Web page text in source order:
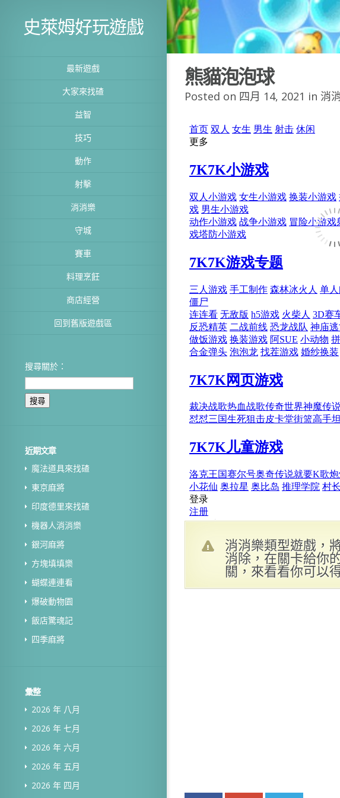
史萊姆好玩遊戲
最新遊戲
大家來找碴
益智
技巧
動作
射擊
消消樂
守城
賽車
料理烹飪
商店經營
回到舊版遊戲區
搜尋關於：
近期文章
魔法道具來找碴
東京麻將
印度德里來找碴
機器人消消樂
銀河麻將
方塊填填樂
蝴蝶連連看
爆破動物園
飯店驚魂記
四季麻將
彙整
2026 年 八月
2026 年 七月
2026 年 六月
2026 年 五月
2026 年 四月
熊貓泡泡球
Posted on 四月 14, 2021 in 消
消消樂類型遊戲，
消除，在關卡給你
關，來看看你可以